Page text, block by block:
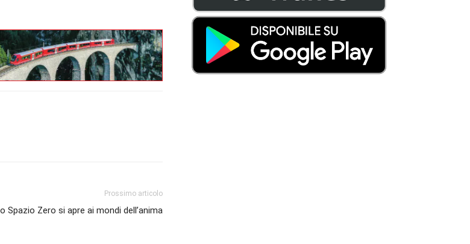
Prossimo articolo
Spazio Zero si apre ai mondi dell’anima